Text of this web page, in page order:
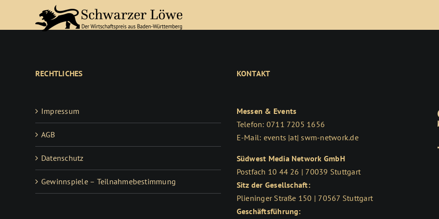
springen
RECHTLICHES
Impressum
AGB
Datenschutz
Gewinnspiele – Teilnahmebestimmung
KONTAKT
Messen & Events
Telefon: 0711 7205 1656
E-Mail: events |at| swm-network.de
Südwest Media Network GmbH
Postfach 10 44 26 | 70039 Stuttgart
Sitz der Gesellschaft:
Plieninger Straße 150 | 70567 Stuttgart
Geschäftsführung: